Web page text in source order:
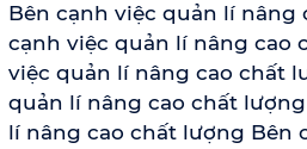
Bên cạnh việc quản lí nâng
cạnh việc quản lí nâng cao
việc quản lí nâng cao chất
quản lí nâng cao chất
lí nâng cao chất lượng Bên